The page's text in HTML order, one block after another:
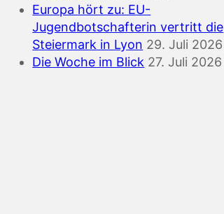
Europa hört zu: EU-
Jugendbotschafterin vertritt die
Steiermark in Lyon 29. Juli 2026
Die Woche im Blick 27. Juli 2026